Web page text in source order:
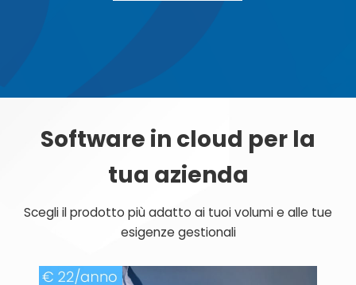
Software in cloud per la
tua azienda
Scegli il prodotto più adatto ai tuoi volumi e alle tue
esigenze gestionali